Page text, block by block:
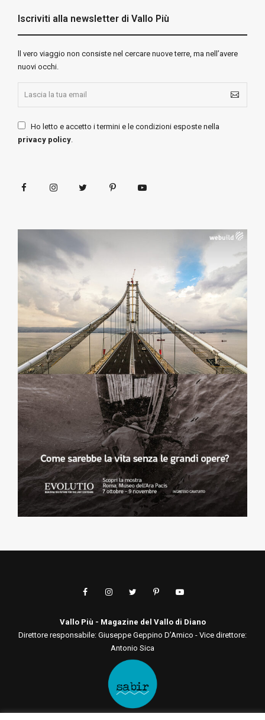
Iscriviti alla newsletter di Vallo Più
ll vero viaggio non consiste nel cercare nuove terre, ma nell’avere
nuovi occhi.
Ho letto e accetto i termini e le condizioni esposte nella
privacy policy
Vallo Più - Magazine del Vallo di Diano
Direttore responsabile: Giuseppe Geppino D’Amico - Vice direttore:
Antonio Sica